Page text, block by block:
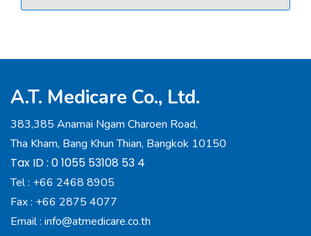
A.T. Medicare Co., Ltd.
383,385 Anamai Ngam Charoen Road,
Tha Kham, Bang Khun Thian, Bangkok 10150
Tax ID : 0 1055 53108 53 4
Tel : +66 2468 8905
Fax : +66 2875 4077
Email : info@atmedicare.co.th